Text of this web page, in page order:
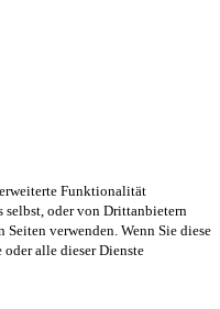
Funktionalität
oder von Drittanbietern
Seiten verwenden. Wenn Sie diese
alle dieser Dienste